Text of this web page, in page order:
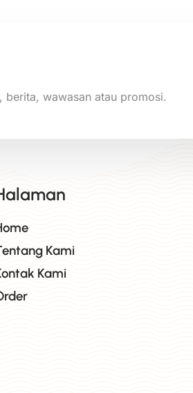
wawasan atau promosi.
Kami
Kami